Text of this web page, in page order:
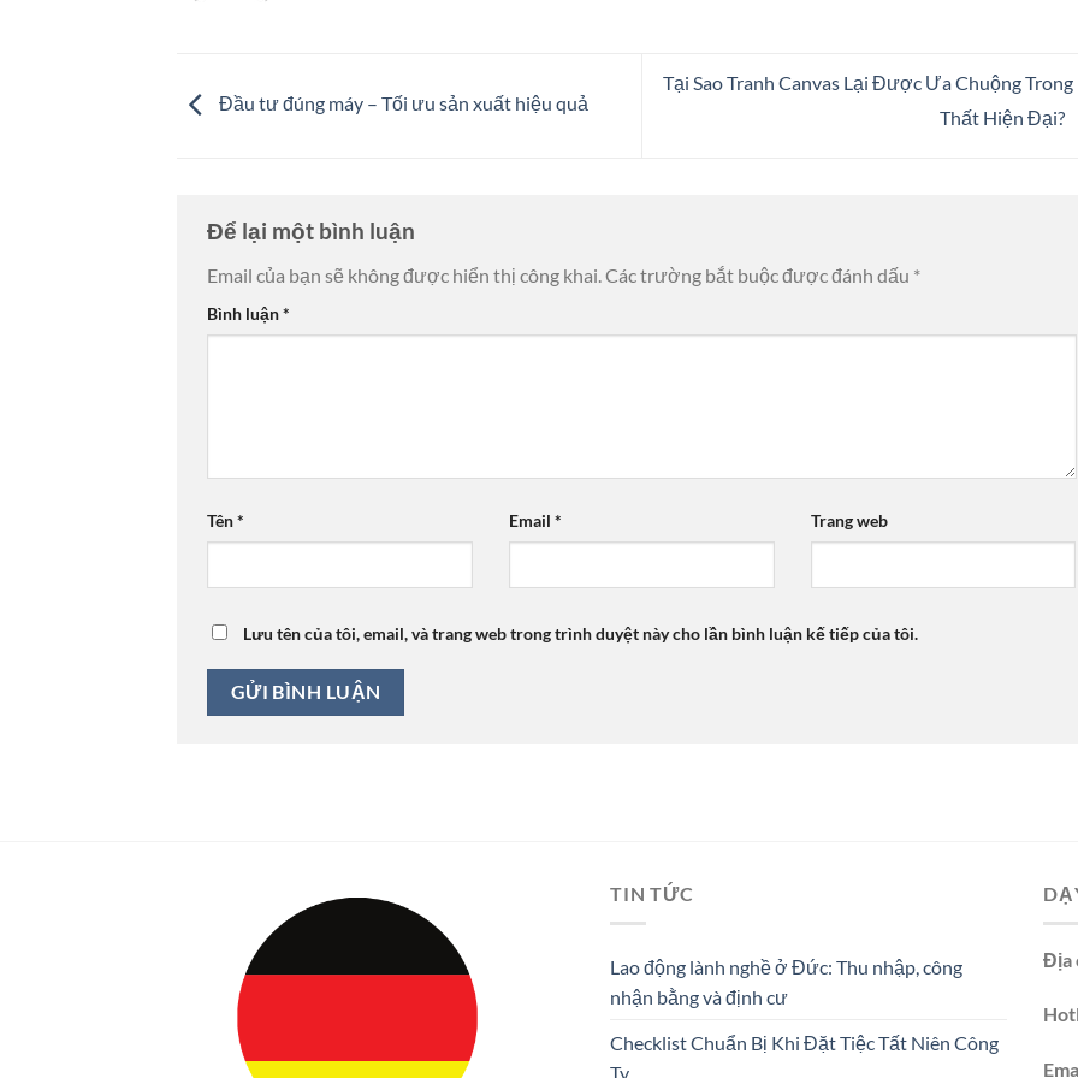
Đầu tư đúng máy – Tối ưu sản xuất hiệu quả
Tại Sao Tranh Canvas Lại Được Ưa Chuộng Trong
Thất Hiện Đại?
Để lại một bình luận
Email của bạn sẽ không được hiển thị công khai.Các trường bắt buộc được đánh dấu *
Bình luận*
Tên* Email * Trang web
Lưu tên của tôi, email, và trang web trong trình duyệt này cho lần bình luận kế tiếp của tôi.
TIN TỨC
Lao động lành nghề ở Đức: Thu nhập, công
nhận bằng và định cư
Checklist Chuẩn Bị Khi Đặt Tiệc Tất Niên Công
Ty
Địa